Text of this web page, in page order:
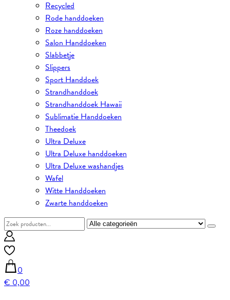
Recycled
Rode handdoeken
Roze handdoeken
Salon Handdoeken
Slabbetje
Slippers
Sport Handdoek
Strandhanddoek
Strandhanddoek Hawaii
Sublimatie Handdoeken
Theedoek
Ultra Deluxe
Ultra Deluxe handdoeken
Ultra Deluxe washandjes
Wafel
Witte Handdoeken
Zwarte handdoeken
0
€ 0,00